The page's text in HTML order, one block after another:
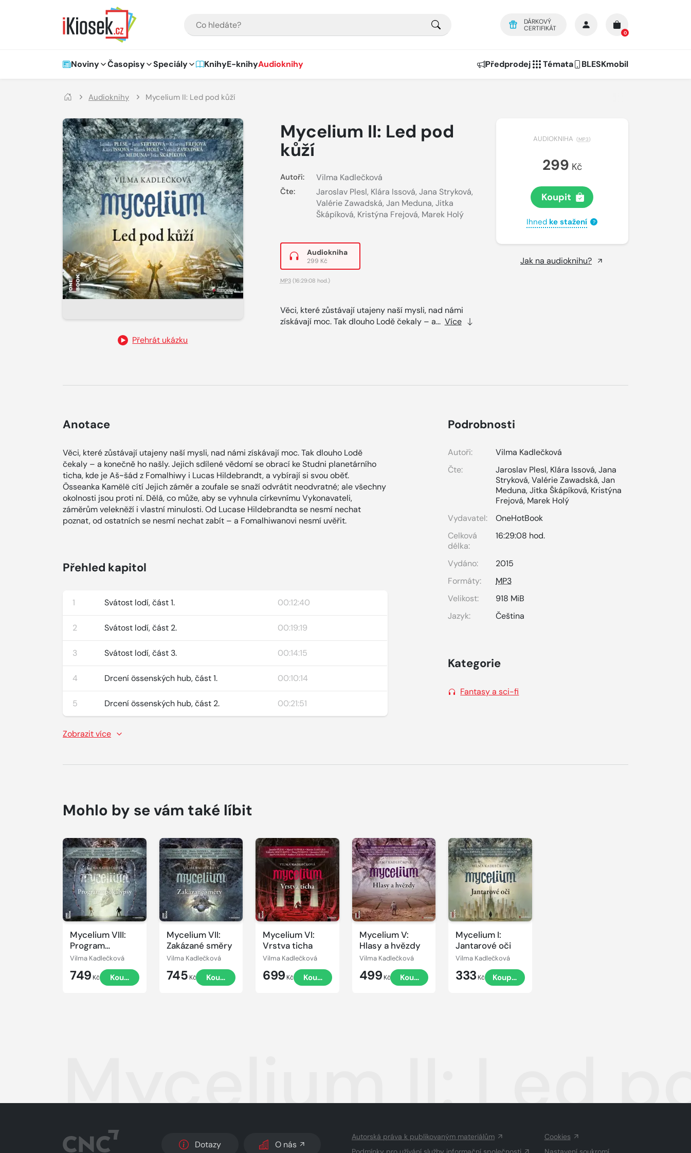
DÁRKOVÝ
CERTIFIKÁT
0
Hlavní navigace
Noviny Časopisy Speciály KnihyE-knihyAudioknihy Předprodej Témata BLESKmobil
Audioknihy Mycelium II: Led pod kůží
Přehrát ukázku
Mycelium II: Led pod
kůží
Autoři: Vilma Kadlečková
Čte: Jaroslav Plesl, Klára Issová, Jana Stryková,
Valérie Zawadská, Jan Meduna, Jitka
Škápíková, Kristýna Frejová, Marek Holý
Audiokniha
299 Kč
MP3(16:29:08 hod.)
Věci, které zůstávají utajeny naší mysli, nad námi
získávají moc. Tak dlouho Lodě čekaly – a... Více
AUDIOKNIHA (MP3)
299 Kč
Koupit
Ihned ke stažení ?
Jak na audioknihu?
Anotace
Věci, které zůstávají utajeny naší mysli, nad námi získávají moc. Tak dlouho Lodě
čekaly – a konečně ho našly. Jejich sdílené vědomí se obrací ke Studni planetárního
ticha, kde je Aš~šád z Fomalhiwy i Lucas Hildebrandt, a vybírají si svou oběť.
Össeanka Kamëlë cítí Jejich záměr a zoufale se snaží odvrátit neodvratné; ale všechny
okolnosti jsou proti ní. Dělá, co může, aby se vyhnula církevnímu Vykonavateli,
záměrům velekněží i vlastní minulosti. Od Lucase Hildebrandta se nesmí nechat
poznat, od ostatních se nesmí nechat zabít – a Fomalhiwanovi nesmí uvěřit.
Přehled kapitol
1 Svátost lodí, část 1. 00:12:40
2 Svátost lodí, část 2. 00:19:19
3 Svátost lodí, část 3. 00:14:15
4 Drcení össenských hub, část 1. 00:10:14
5 Drcení össenských hub, část 2. 00:21:51
Zobrazit více
Podrobnosti
Autoři:
Vilma Kadlečková
Čte:
Jaroslav Plesl, Klára Issová,Jana
Stryková,Valérie Zawadská,Jan
Meduna,Jitka Škápíková, Kristýna
Frejová, Marek Holý
Vydavatel:
OneHotBook
Celková
délka:
16:29:08 hod.
Vydáno:
2015
Formáty:
MP3
Velikost:
918 MiB
Jazyk:
Čeština
Kategorie
Fantasy a sci-fi
Mohlo by se vám také líbit
Mycelium VIII:
Program
apokalypsy
Vilma Kadlečková
749 Kč Koupit
Přehrát
ukázku
Mycelium VII:
Zakázané směry
Vilma Kadlečková
745 Kč Koupit
Přehrát
ukázku
Mycelium VI:
Vrstva ticha
Vilma Kadlečková
699 Kč Koupit
Přehrát
ukázku
Mycelium V:
Hlasy a hvězdy
Vilma Kadlečková
499 Kč Koupit
Přehrát
ukázku
Mycelium I:
Jantarové oči
Vilma Kadlečková
333 Kč Koupit
Mycelium II: Led
Dotazy O nás
Autorská práva k publikovaným materiálům
Cookies